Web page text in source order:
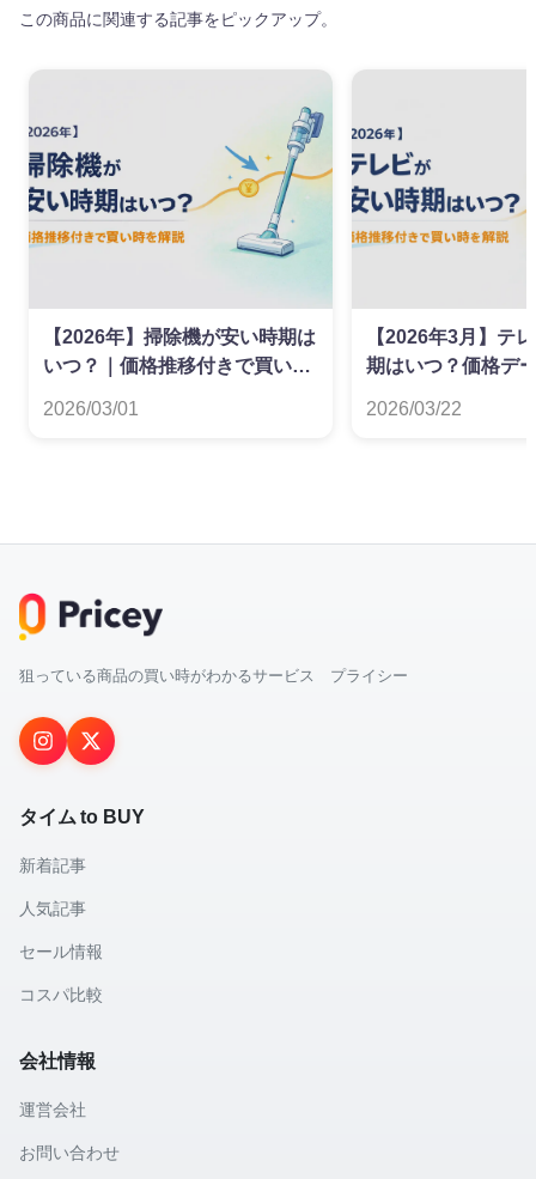
この商品に関連する記事をピックアップ。
【2026年】掃除機が安い時期は
いつ？｜価格推移付きで買い時
2026/03/01
【2026年3月】テ
期はいつ？価格デ
2026/03/22
狙っている商品の買い時がわかるサービス プライシー
タイム to BUY
新着記事
人気記事
セール情報
コスパ比較
会社情報
運営会社
お問い合わせ